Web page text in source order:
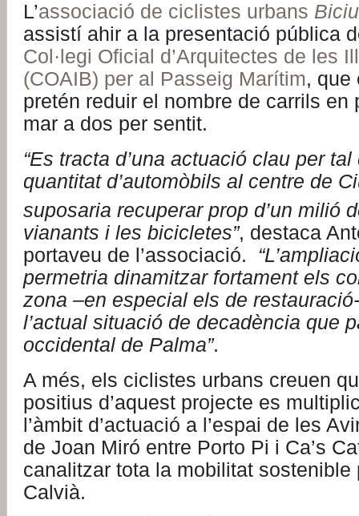
L’associació de ciclistes urbans
assistí ahir a la presentació pública
Col·legi Oficial d’Arquitectes de les
(COAIB) per al Passeig Marítim, que
pretén reduir el nombre de carrils en
mar a dos per sentit.
“Es tracta d’una actuació clau per
quantitat d’automòbils al centre de
suposaria recuperar prop d’un milió
vianants i les bicicletes”, destaca
portaveu de l’associació.
permetria dinamitzar fortament els
zona –en especial els de
l’actual situació de decadència que
occidental de Palma”.
A més, els ciclistes urbans creuen
positius d’aquest projecte es
l’àmbit d’actuació a l’espai de les
de Joan Miró entre Porto Pi i Ca’s
canalitzar tota la mobilitat sostenible
Calvià.